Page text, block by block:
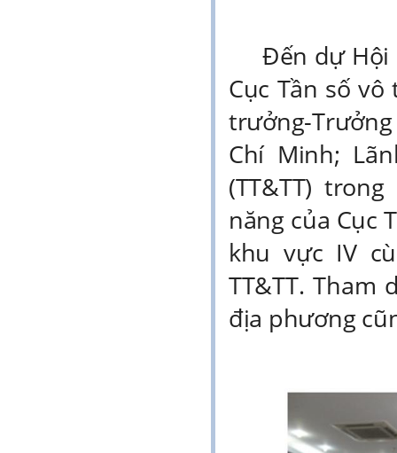
Đến dự Hội
Cục Tần số
trưởng-
Chí Minh;
(TT&TT)
năng của Cục
khu vực IV
TT&TT. Tham
địa phương